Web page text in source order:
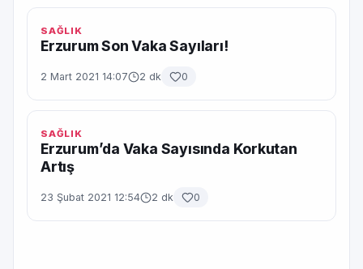
SAĞLIK
Erzurum Son Vaka Sayıları!
2 Mart 2021 14:07 2 dk 0
SAĞLIK
Erzurum’da Vaka Sayısında Korkutan
Artış
23 Şubat 2021 12:54 2 dk 0